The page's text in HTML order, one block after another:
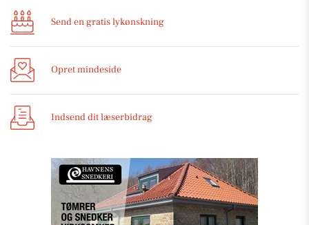
Send en gratis lykønskning
Opret mindeside
Indsend dit læserbidrag